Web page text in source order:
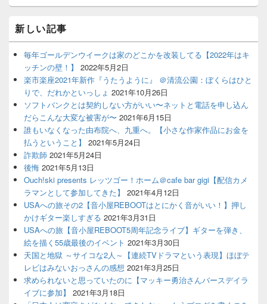
新しい記事
毎年ゴールデンウイークは家のどこかを改装してる【2022年はキ
ッチンの壁！】
2022年5月2日
楽市楽座2021年新作『うたうように』 ＠清流公園：ぼくらはひと
りで、だれかといっしょ 2021年10月26日
ソフトバンクとは契約しない方がいい〜ネットと電話を申し込ん
だらこんな大変な被害が〜 2021年6月15日
誰もいなくなった由布院へ、九重へ。【小さな作家作品にお金を
払うということ】
2021年5月24日
詐欺師 2021年5月24日
後悔 2021年5月13日
Ouch!ski presents レッツゴー！ホーム＠cafe bar gigi【配信カメ
ラマンとして参加してきた】
2021年4月12日
USAへの旅その2【音小屋REBOOTはとにかく音がいい！】押し
かけギター楽しすぎる 2021年3月31日
USAへの旅【音小屋REBOOT5周年記念ライブ】ギターを弾き、
絵を描く55歳最後のイベント 2021年3月30日
天国と地獄 ～サイコな2人～【連続TVドラマという表現】ほぼテ
レビはみないおっさんの感想 2021年3月25日
求められないと思っていたのに【マッキー勇治さんバースデイラ
イブに参加】
2021年3月18日